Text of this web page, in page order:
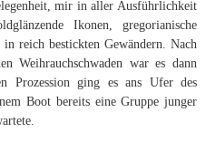
mir in aller Ausführlichkeit
Ikonen, gregorianische
reich bestickten Gewändern. Nach
Weihrauchschwaden war es dann
Prozession ging es ans Ufer des
Boot bereits eine Gruppe junger